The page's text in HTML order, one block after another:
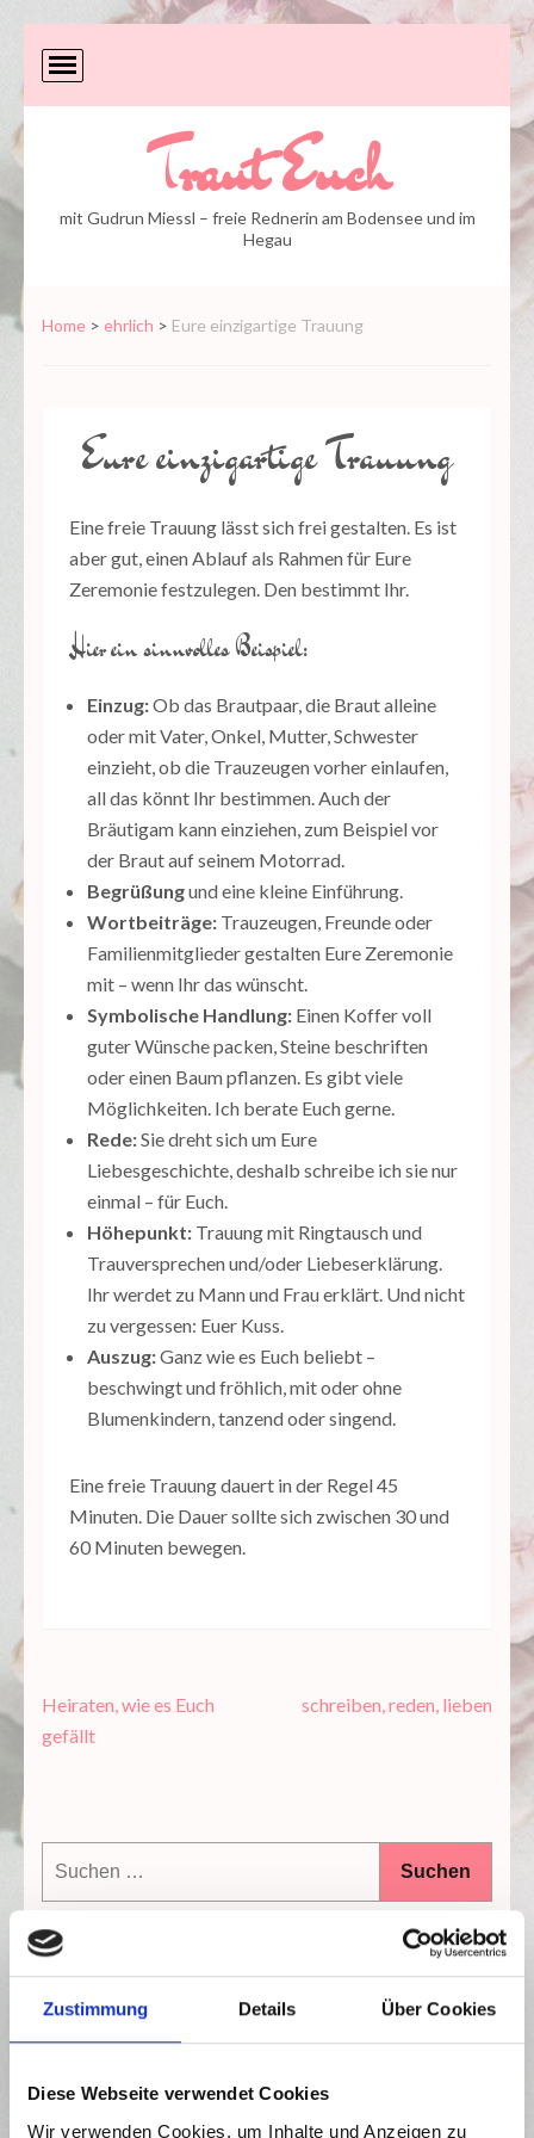
Zustimmung Details Über Cookies
Diese Webseite verwendet Cookies
Wir verwenden Cookies, um Inhalte und Anzeigen zu
Traut Euch
mit Gudrun Miessl – freie Rednerin am Bodensee und im
Hegau
Home > ehrlich > Eure einzigartige Trauung
Eure einzigartige Trauung
Eine freie Trauung lässt sich frei gestalten. Es ist
aber gut, einen Ablauf als Rahmen für Eure
Zeremonie festzulegen. Den bestimmt Ihr.
Hier ein sinnvolles Beispiel:
Einzug:Ob das Brautpaar, die Braut alleine
oder mit Vater, Onkel, Mutter, Schwester
einzieht, ob die Trauzeugen vorher einlaufen,
all das könnt Ihr bestimmen. Auch der
Bräutigam kann einziehen, zum Beispiel vor
der Braut auf seinem Motorrad.
Begrüßungund eine kleine Einführung.
Wortbeiträge: Trauzeugen, Freunde oder
Familienmitglieder gestalten Eure Zeremonie
mit – wenn Ihr das wünscht.
Symbolische Handlung: Einen Koffer voll
guter Wünsche packen, Steine beschriften
oder einen Baum pflanzen. Es gibt viele
Möglichkeiten. Ich berate Euch gerne.
Rede:Sie dreht sich um Eure
Liebesgeschichte, deshalb schreibe ich sie nur
einmal – für Euch.
Höhepunkt: Trauung mit Ringtausch und
Trauversprechen und/oder Liebeserklärung.
Ihr werdet zu Mann und Frau erklärt. Und nicht
zu vergessen: Euer Kuss.
Auszug:Ganz wie es Euch beliebt –
beschwingt und fröhlich, mit oder ohne
Blumenkindern, tanzend oder singend.
Eine freie Trauung dauert in der Regel 45
Minuten. Die Dauer sollte sich zwischen 30 und
60 Minuten bewegen.
Beitragsnavigation
Heiraten, wie es Euch
gefällt
schreiben, reden, lieben